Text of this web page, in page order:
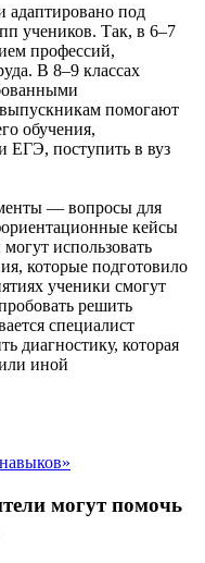
адаптировано под
учеников. Так, в 6–7
профессий,
В 8–9 классах
выпускникам помогают
обучения,
ЕГЭ, поступить в вуз
— вопросы для
кейсы
использовать
которые подготовило
ученики смогут
решить
специалист
диагностику, которая
иной
могут помочь